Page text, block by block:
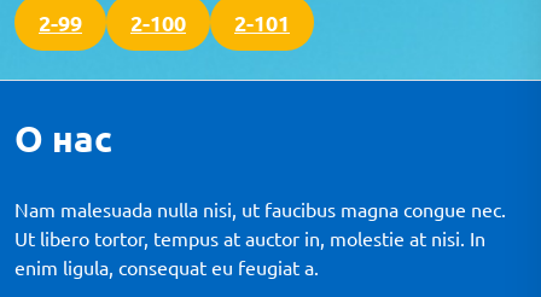
2-99 2-100 2-101
О нас
Nam malesuada nulla nisi, ut faucibus magna congue nec.
Ut libero tortor, tempus at auctor in, molestie at nisi. In
enim ligula, consequat eu feugiat a.